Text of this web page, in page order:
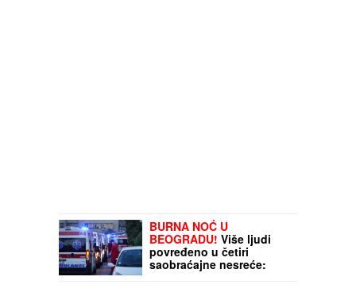
BURNA NOĆ U
BEOGRADU! Više ljudi
povređeno u četiri
saobraćajne nesreće:
Hitna pomoć